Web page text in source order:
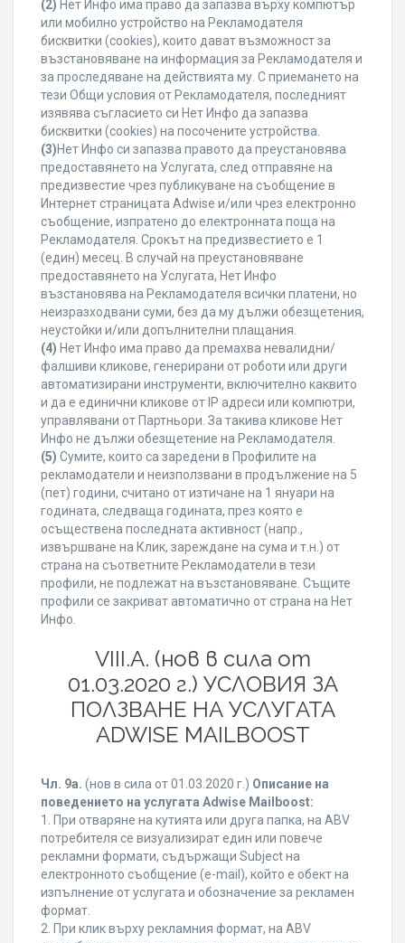
(2) Нет Инфо има право да запазва върху компютър
или мобилно устройство на Рекламодателя
бисквитки (cookies), които дават възможност за
възстановяване на информация за Рекламодателя и
за проследяване на действията му. С приемането на
тези Общи условия от Рекламодателя, последният
изявява съгласието си Нет Инфо да запазва
бисквитки (cookies) на посочените устройства.
(3)Нет Инфо си запазва правото да преустановява
предоставянето на Услугата, след отправяне на
предизвестие чрез публикуване на съобщение в
Интернет страницата Adwise и/или чрез електронно
съобщение, изпратено до електронната поща на
Рекламодателя. Срокът на предизвестието е 1
(един) месец. В случай на преустановяване
предоставянето на Услугата, Нет Инфо
възстановява на Рекламодателя всички платени, но
неизразходвани суми, без да му дължи обезщетения,
неустойки и/или допълнителни плащания.
(4) Нет Инфо има право да премахва невалидни/
фалшиви кликове, генерирани от роботи или други
автоматизирани инструменти, включително каквито
и да е единични кликове от IP адреси или компютри,
управлявани от Партньори. За такива кликове Нет
Инфо не дължи обезщетение на Рекламодателя.
(5) Сумите, които са заредени в Профилите на
рекламодатели и неизползвани в продължение на 5
(пет) години, считано от изтичане на 1 януари на
годината, следваща годината, през която е
осъществена последната активност (напр.,
извършване на Клик, зареждане на сума и т.н.) от
страна на съответните Рекламодатели в тези
профили, не подлежат на възстановяване. Същите
профили се закриват автоматично от страна на Нет
Инфо.
VIII.A. (нов в сила от
01.03.2020 г.) УСЛОВИЯ ЗА
ПОЛЗВАНЕ НА УСЛУГАТА
ADWISE MAILBOOST
Чл. 9а. (нов в сила от 01.03.2020 г.) Описание на
поведението на услугата Adwise Mailboost:
1. При отваряне на кутията или друга папка, на ABV
потребителя се визуализират един или повече
рекламни формати, съдържащи Subject на
електронното съобщение (e-mail), който е обект на
изпълнение от услугата и обозначение за рекламен
формат.
2. При клик върху рекламния формат, на ABV